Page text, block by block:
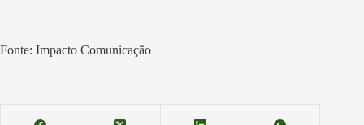
Fonte: Impacto Comunicação